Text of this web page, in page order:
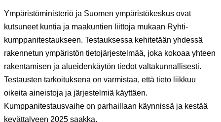
Ympäristöministeriö ja Suomen ympäristökeskus ovat
kutsuneet kuntia ja maakuntien liittoja mukaan Ryhti-
kumppanitestaukseen. Testauksessa kehitetään yhdessä
rakennetun ympäristön tietojärjestelmää, joka kokoaa yhteen
rakentamisen ja alueidenkäytön tiedot valtakunnallisesti.
Testausten tarkoituksena on varmistaa, että tieto liikkuu
oikeita aineistoja ja järjestelmiä käyttäen.
Kumppanitestausvaihe on parhaillaan käynnissä ja kestää
kevättalveen 2025 saakka.